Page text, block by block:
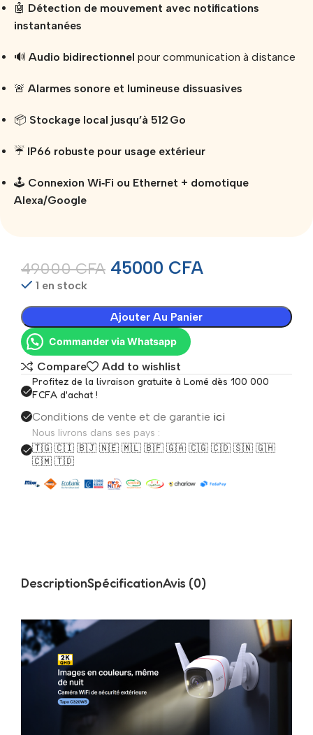
🤖 Détection de mouvement avec notifications
instantanées
🔊 Audio bidirectionnel pour communication à distance
🚨 Alarmes sonore et lumineuse dissuasives
📦 Stockage local jusqu’à 512 Go
☔ IP66 robuste pour usage extérieur
🕹️ Connexion Wi‑Fi ou Ethernet + domotique
Alexa/Google
49000CFA 45000 CFA
1 en stock
Ajouter Au Panier
Commander via Whatsapp
Compare Add to wishlist
Profitez de la livraison gratuite à Lomé dès 100 000
FCFA d'achat !
Conditions de vente et de garantie ici
Nous livrons dans ses pays :
🇹🇬 🇨🇮 🇧🇯 🇳🇪 🇲🇱 🇧🇫 🇬🇦 🇨🇬 🇨🇩 🇸🇳 🇬🇭
🇨🇲 🇹🇩
DescriptionSpécificationAvis (0)